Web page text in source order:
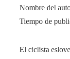
Nombre del
Tiempo de
El ciclista